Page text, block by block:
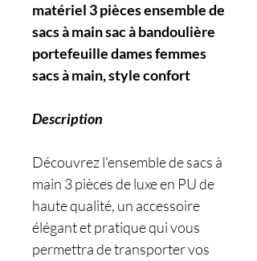
matériel 3 pièces ensemble de
sacs à main sac à bandoulière
portefeuille dames femmes
sacs à main, style confort
Description
Découvrez l'ensemble de sacs à
main 3 pièces de luxe en PU de
haute qualité, un accessoire
élégant et pratique qui vous
permettra de transporter vos